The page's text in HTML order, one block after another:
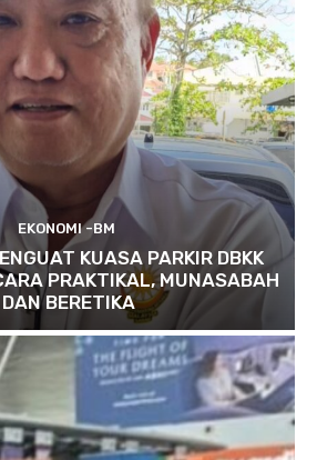
EKONOMI -BM
KUASA PARKIR DBKK
PRAKTIKAL, MUNASABAH
DAN BERETIKA